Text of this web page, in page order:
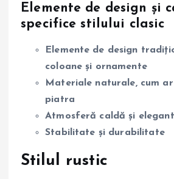
Elemente de design și
specifice stilului clasic
Elemente de design
coloane și ornamente
Materiale naturale, cum
piatra
Atmosferă caldă și
Stabilitate și durabilitate
Stilul rustic